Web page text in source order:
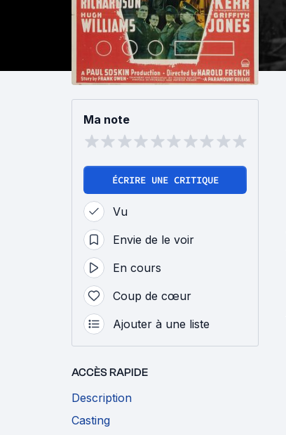
Ma note
ÉCRIRE UNE CRITIQUE
Vu
Envie de le voir
En cours
Coup de cœur
Ajouter à une liste
ACCÈS RAPIDE
Description
Casting